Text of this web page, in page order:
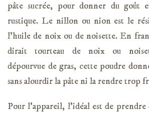
pâte sucrée, pour donner du goût
rustique. Le nillon ou nion est le
l’huile de noix ou de noisette. En
dirait tourteau de noix ou
dépourvue de gras, cette poudre
sans alourdir la pâte ni la rendre trop
Pour l’appareil, l’idéal est de